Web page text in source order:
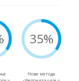
35%
Нове методе